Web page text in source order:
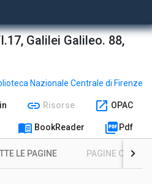
Galilei Galileo. 88,
Nazionale Centrale di Firenze
link Risorse open_in_new OPAC
menu_book BookReader picture_as_pdf Pdf
LE PAGINE PAGINE CON